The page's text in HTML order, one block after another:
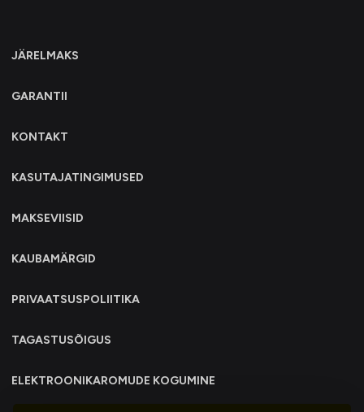
JÄRELMAKS
GARANTII
KONTAKT
KASUTAJATINGIMUSED
MAKSEVIISID
KAUBAMÄRGID
PRIVAATSUSPOLIITIKA
TAGASTUSÕIGUS
ELEKTROONIKAROMUDE KOGUMINE